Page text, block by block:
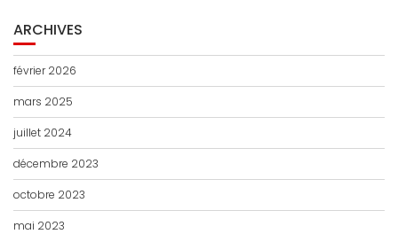
ARCHIVES
février 2026
mars 2025
juillet 2024
décembre 2023
octobre 2023
mai 2023